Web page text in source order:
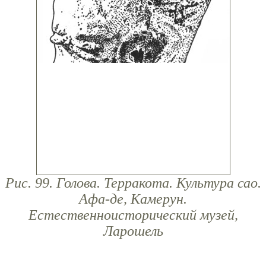
Рис. 99. Голова. Терракота. Культура сао.
Афа-де, Камерун.
Естественноисторический музей,
Ларошель